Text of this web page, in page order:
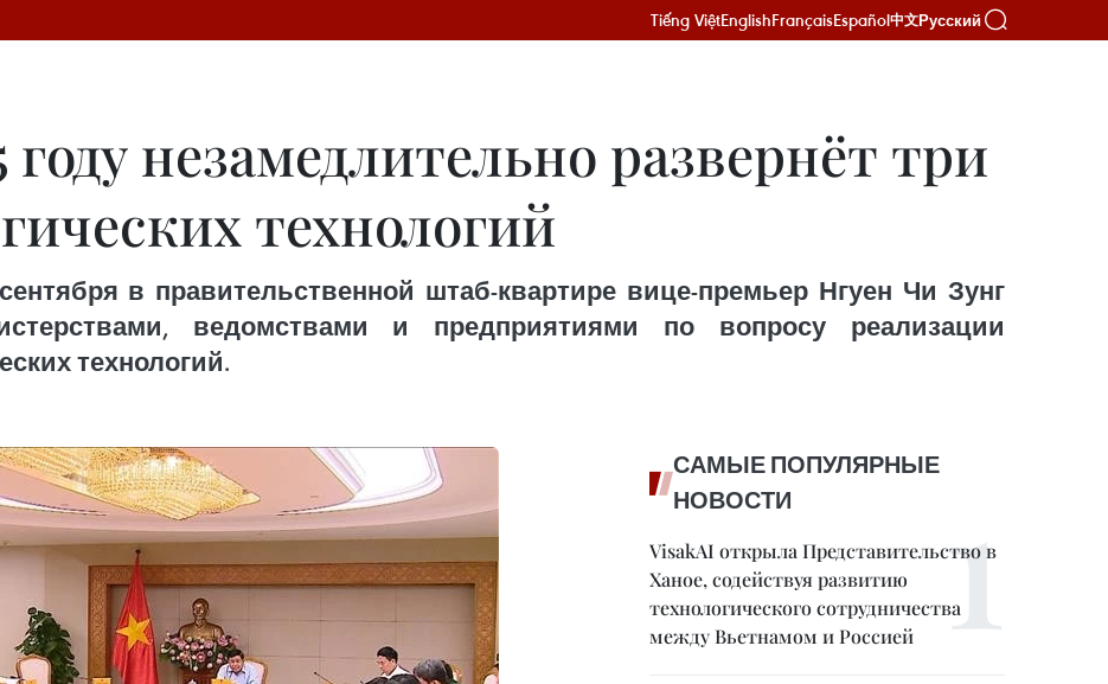
Tiếng ViệtEnglishFrançaisEspañol中文Русский
незамедлительно развернёт три
технологий
в правительственной штаб-квартире вице-премьер Нгуен Чи Зунг
ведомствами и предприятиями по вопросу реализации
технологий.
САМЫЕ ПОПУЛЯРНЫЕ
НОВОСТИ
VisakAI открыла Представительство в
Ханое, содействуя развитию
технологического сотрудничества
между Вьетнамом и Россией